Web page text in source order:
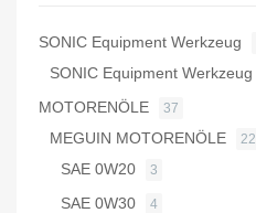
SONIC Equipment Werkzeug
SONIC Equipment Werkzeug
MOTORENÖLE 37
MEGUIN MOTORENÖLE 22
SAE 0W20 3
SAE 0W30 4